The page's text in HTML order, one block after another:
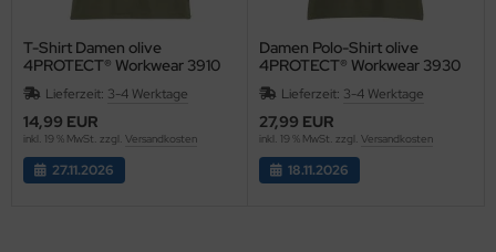
T-Shirt Damen olive
4PROTECT® Workwear 3910
Lieferzeit: 3-4 Werktage
14,99 EUR
inkl. 19 % MwSt. zzgl. Versandkosten
27.11.2026
Damen Polo-Shirt olive
4PROTECT® Workwear 3930
Lieferzeit: 3-4 Werktage
27,99 EUR
inkl. 19 % MwSt. zzgl. Versandkosten
18.11.2026